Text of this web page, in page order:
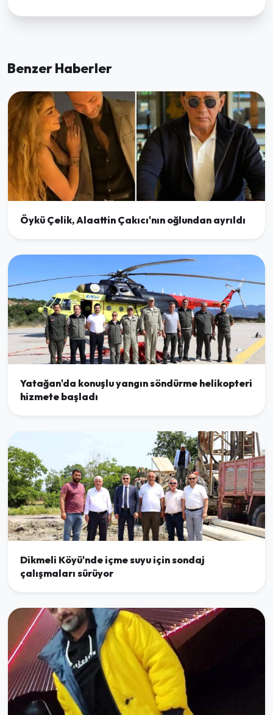
Benzer Haberler
Öykü Çelik, Alaattin Çakıcı'nın oğlundan ayrıldı
Yatağan'da konuşlu yangın söndürme helikopteri
hizmete başladı
Dikmeli Köyü'nde içme suyu için sondaj
çalışmaları sürüyor